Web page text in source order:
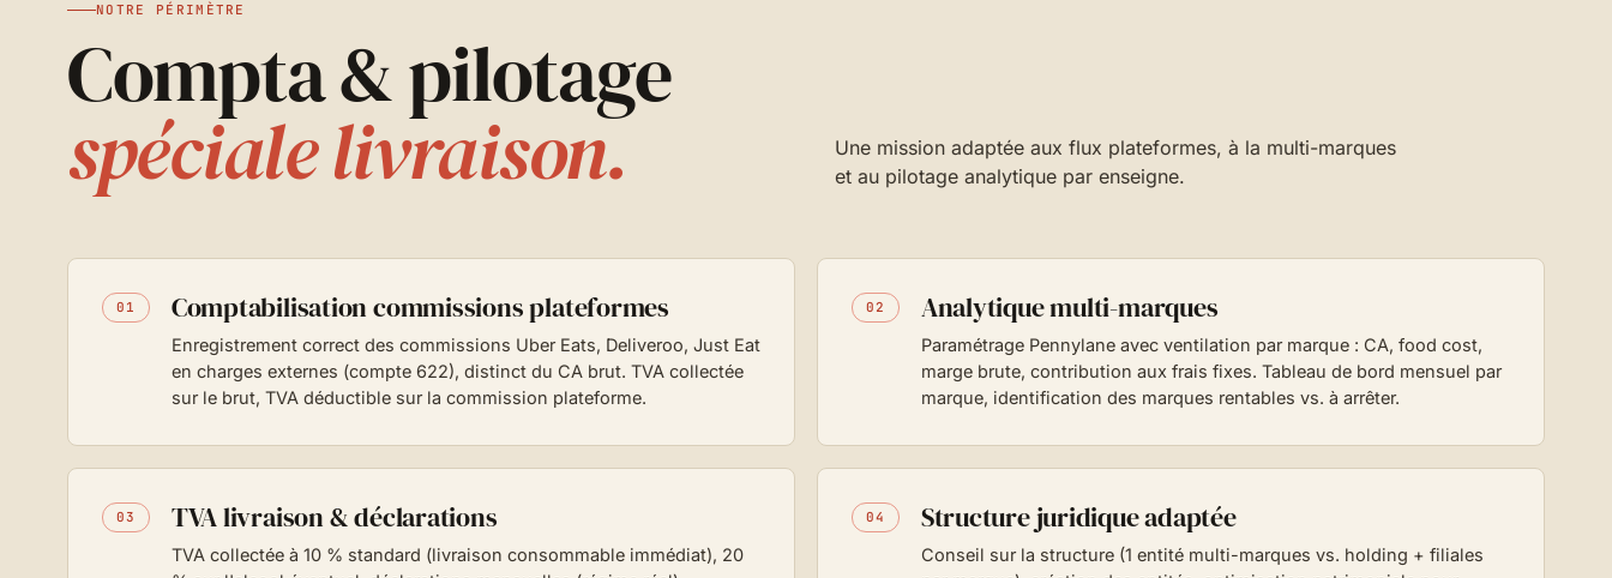
NOTRE PÉRIMÈTRE
Compta & pilotage
spéciale livraison.
Une mission adaptée aux flux plateformes, à la multi-marques
et au pilotage analytique par enseigne.
01 Comptabilisation commissions plateformes
Enregistrement correct des commissions Uber Eats, Deliveroo, Just Eat
en charges externes (compte 622), distinct du CA brut. TVA collectée
sur le brut, TVA déductible sur la commission plateforme.
02 Analytique multi-marques
Paramétrage Pennylane avec ventilation par marque : CA, food cost,
marge brute, contribution aux frais fixes. Tableau de bord mensuel par
marque, identification des marques rentables vs. à arrêter.
03 TVA livraison & déclarations
TVA collectée à 10 % standard (livraison consommable immédiat), 20
04 Structure juridique adaptée
Conseil sur la structure (1 entité multi-marques vs. holding + filiales